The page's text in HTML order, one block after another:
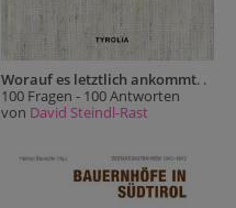
Worauf es letztlich ankommt. .
100 Fragen - 100 Antworten
von David Steindl-Rast